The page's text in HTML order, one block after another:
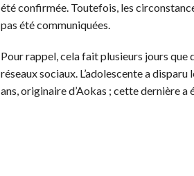
été confirmée. Toutefois, les
pas été communiquées.
Pour rappel, cela fait plusieurs jours que
réseaux sociaux. L’adolescente a
ans, originaire d’Aokas ; cette dernière a